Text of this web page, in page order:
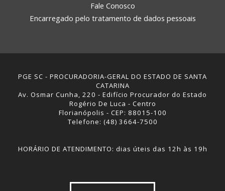
Fale Conosco
Encarregado pelo tratamento de dados pessoais
PGE SC - PROCURADORIA-GERAL DO ESTADO DE SANTA
CATARINA
Av. Osmar Cunha, 220 - Edifício Procurador do Estado
Rogério De Luca - Centro
Florianópolis - CEP: 88015-100
Telefone: (48) 3664-7500
HORÁRIO DE ATENDIMENTO: dias úteis das 12h às 19h